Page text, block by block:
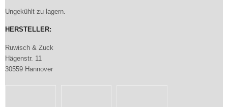
Ungekühlt zu lagern.
HERSTELLER:
Ruwisch & Zuck
Hägenstr. 11
30559 Hannover